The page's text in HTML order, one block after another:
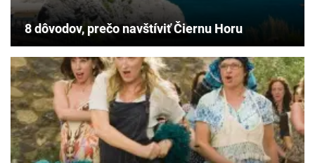
8 dôvodov, prečo navštíviť Čiernu Horu